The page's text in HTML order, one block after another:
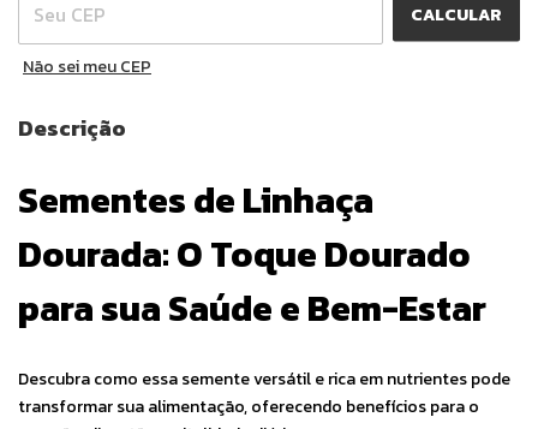
CALCULAR
Não sei meu CEP
Descrição
Sementes de Linhaça
Dourada: O Toque Dourado
para sua Saúde e Bem-Estar
Descubra como essa semente versátil e rica em nutrientes pode
transformar sua alimentação, oferecendo benefícios para o